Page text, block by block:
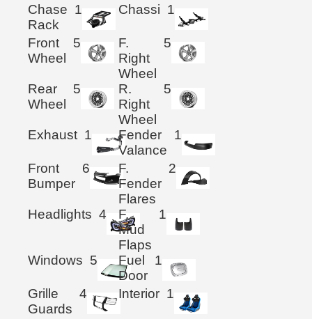
Chase
Rack
1 Chassi 1
Front
Wheel
5
F.
Right
Wheel
5
Rear
Wheel
5
R.
Right
Wheel
5
Exhaust 1
Fender
Valance
1
Front
Bumper
6
F.
Fender
Flares
2
Headlights 4
F.
Mud
Flaps
1
Windows 5
Fuel
Door
1
Grille
Guards
4 Interior 1